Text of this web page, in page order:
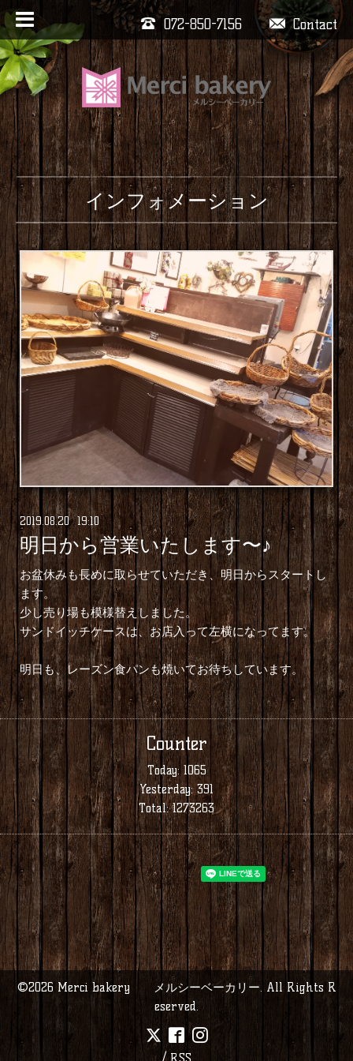
Contact
072-850-7156
インフォメーション
2019 08.20 19:10
明日から営業いたします〜♪
お盆休みも長めに取らせていただき、明日からスタートし
ます。
少し売り場も模様替えしました。
サンドイッチケースは、お店入って左横になってます。
明日も、レーズン食パンも焼いてお待ちしています。
Counter
Today: 1065
Yesterday: 391
Total:1273263
©2026 Merci bakery メルシーベーカリー . All Rights R
eserved.